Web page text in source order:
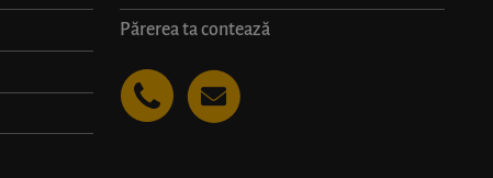
Părerea ta contează